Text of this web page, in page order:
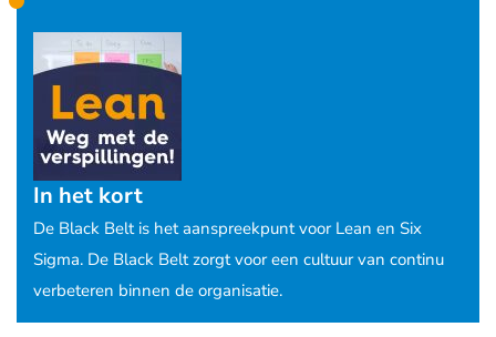
In het kort
De Black Belt is het aanspreekpunt voor Lean en Six
Sigma. De Black Belt zorgt voor een cultuur van continu
verbeteren binnen de organisatie.